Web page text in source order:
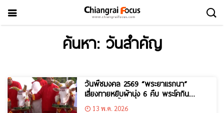
ค้นหา: วันสำคัญ
วันพืชมงคล 2569 “พระยาแรกนา”
เสี่ยงทายหยิบผ้านุ่ง 6 คืบ พระโคกิน
“เหล้า-ถั่ว-น้ำ-หญ้า”
13 พ.ค. 2026